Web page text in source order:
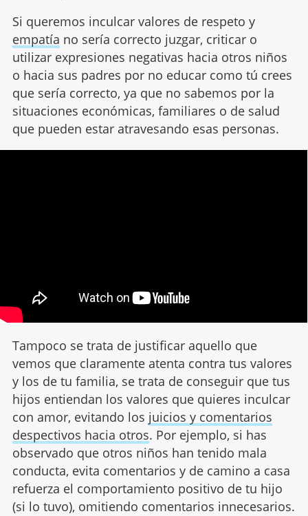
Si queremos inculcar valores de respeto y
empatía no sería correcto juzgar, criticar o
utilizar expresiones negativas hacia otros niños
o hacia sus padres por no educar como tú crees
que sería correcto, ya que no sabemos por la
situaciones económicas, familiares o de salud
que pueden estar atravesando esas personas.
Tampoco se trata de justificar aquello que
vemos que claramente atenta contra tus valores
y los de tu familia, se trata de conseguir que tus
hijos entiendan los valores que quieres inculcar
con amor, evitando los juicios y comentarios
despectivos hacia otros. Por ejemplo, si has
observado que otros niños han tenido mala
conducta, evita comentarios y de camino a casa
refuerza el comportamiento positivo de tu hijo
(si lo tuvo), omitiendo comentarios innecesarios.